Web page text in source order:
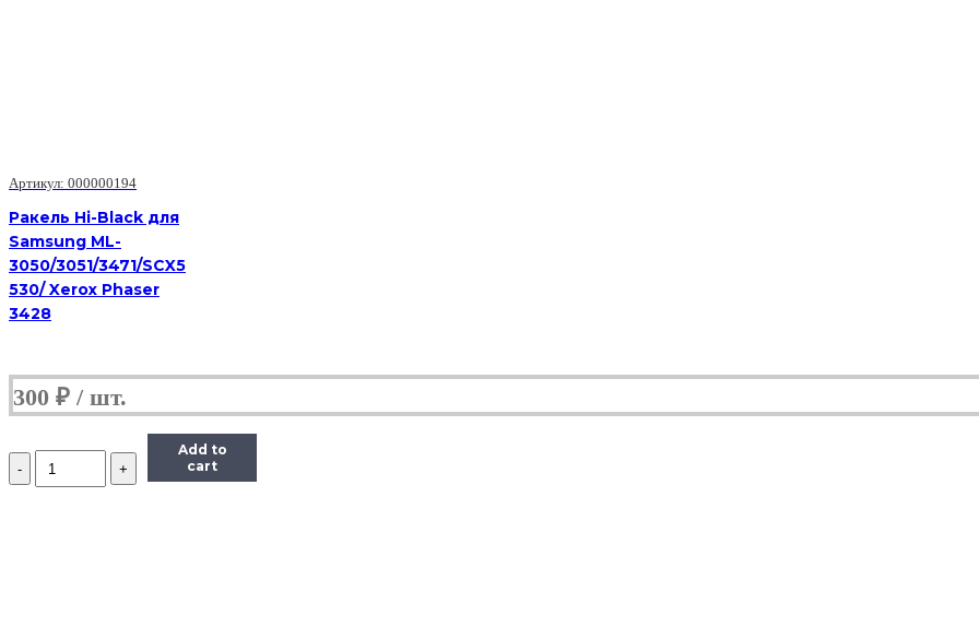
Артикул: 000000194
Ракель Hi-Black для
Samsung ML-
3050/3051/3471/SCX5
530/ Xerox Phaser
3428
300 ₽
Количество
Ракель
Add to
cart